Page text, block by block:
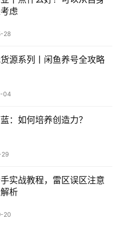
虑
28
源系列丨闲鱼养号全攻略
04
：如何培养创造力？
29
实战教程，雷区误区注意
析
20